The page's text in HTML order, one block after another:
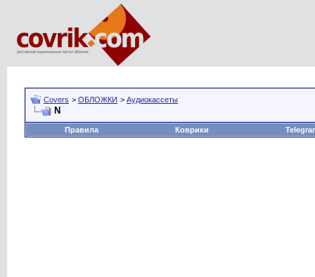
Covers > ОБЛОЖКИ > Аудиокассеты
N
Правила Коврики